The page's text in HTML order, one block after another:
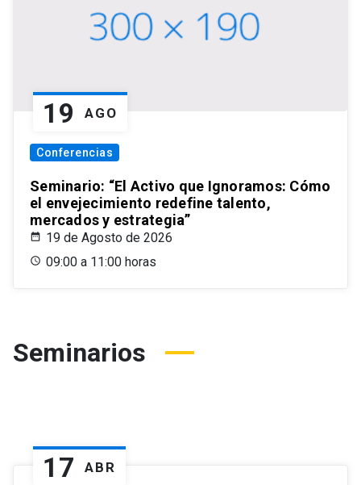
19 AGO
Conferencias
Seminario: “El Activo que Ignoramos: Cómo
el envejecimiento redefine talento,
mercados y estrategia”
19 de Agosto de 2026
09:00 a 11:00 horas
Seminarios
17 ABR